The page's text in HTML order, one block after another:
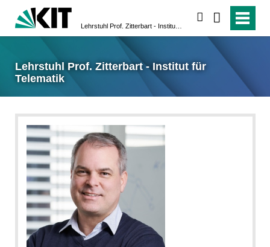
Lehrstuhl Prof. Zitterbart - Institut für
Telematik